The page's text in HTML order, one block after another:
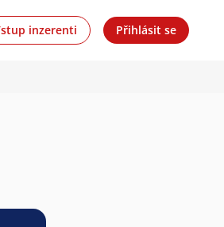
inzerenti Přihlásit se